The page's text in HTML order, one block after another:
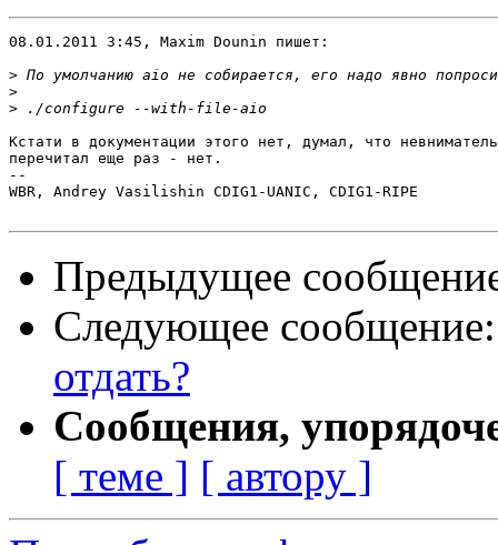
08.01.2011 3:45, Maxim Dounin пишет:
>
>
>
Кстати в документации этого нет, думал, что
перечитал еще раз - нет.
--
WBR, Andrey Vasilishin CDIG1-UANIC, CDIG1-RIPE
Предыдущее
Следующее
отдать?
Сообщения,
[ теме ] [ автору ]